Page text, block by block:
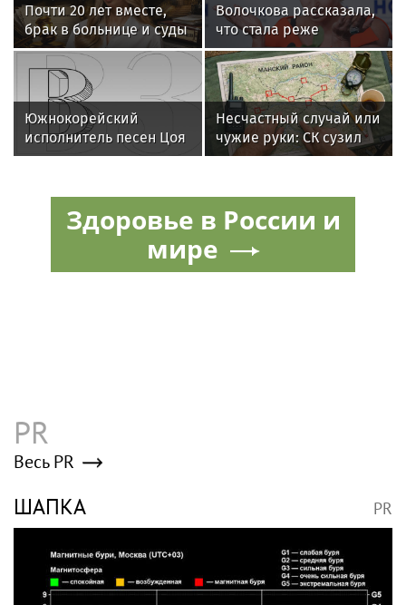
Почти 20 лет вместе,
брак в больнице и суды
за миллиард: как
сейчас живет вдова
Александра Градского
Волочкова рассказала,
что стала реже
показывать шпагаты
из-за операции на ноге
Южнокорейский
исполнитель песен Цоя
Сон Вон Соп захотел
России
Несчастный случай или
чужие руки: СК сузил
загадку Усольцевых до
Здоровье в России и
мире
PR
Весь PR
ШАПКА PR